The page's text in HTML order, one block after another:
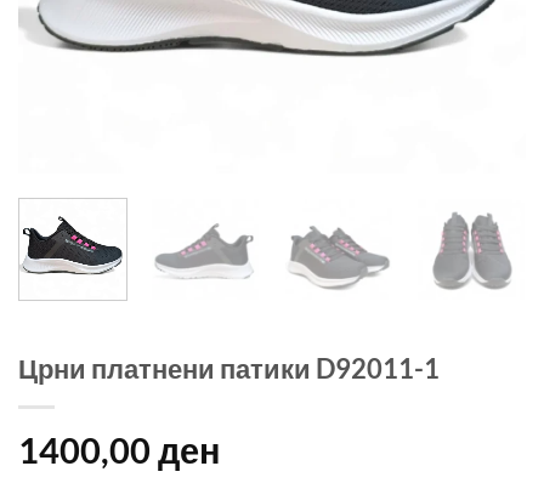
Црни платнени патики D92011-1
1400,00 ден